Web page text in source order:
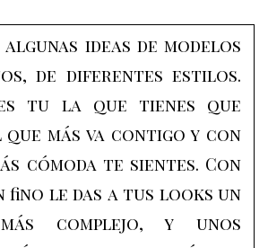
algunas ideas de modelos
de diferentes estilos.
tu la que tienes que
más va contigo y con
cómoda te sientes. Con
fino le das a tus looks un
complejo, y unos